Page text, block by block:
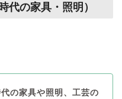
の家具・照明）
の家具や照明、工芸の